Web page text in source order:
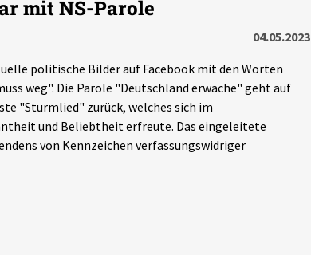
mit NS-Parole
04.05.2023
politische Bilder auf Facebook mit den Worten
weg". Die Parole "Deutschland erwache" geht auf
"Sturmlied" zurück, welches sich im
und Beliebtheit erfreute. Das eingeleitete
von Kennzeichen verfassungswidriger